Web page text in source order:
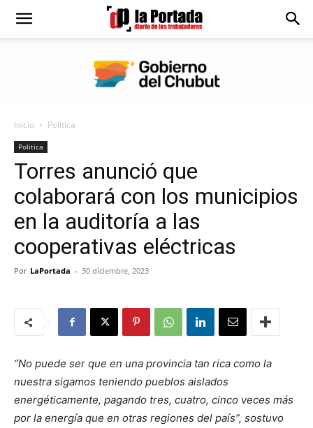
Diario
Portada
Inicio Politica
Politica
Torres anunció que
colaborará con los municipios
en la auditoría a las
cooperativas eléctricas
Por LaPortada - 30 diciembre, 2023
“No puede ser que en una provincia tan rica como la
nuestra sigamos teniendo pueblos aislados
energéticamente, pagando tres, cuatro, cinco veces más
por la energía que en otras regiones del país”, sostuvo